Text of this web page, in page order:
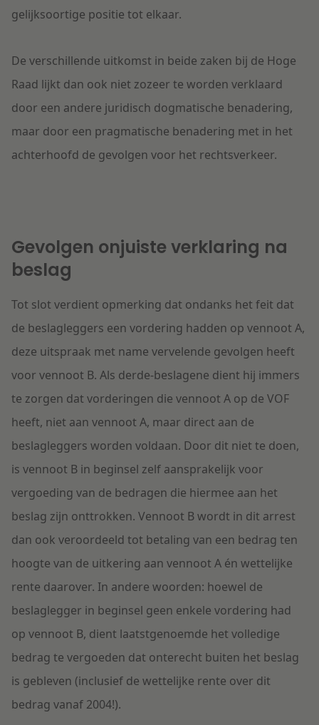
gelijksoortige positie tot elkaar.
De verschillende uitkomst in beide zaken bij de Hoge
Raad lijkt dan ook niet zozeer te worden verklaard
door een andere juridisch dogmatische benadering,
maar door een pragmatische benadering met in het
achterhoofd de gevolgen voor het rechtsverkeer.
Gevolgen onjuiste verklaring na
beslag
Tot slot verdient opmerking dat ondanks het feit dat
de beslagleggers een vordering hadden op vennoot A,
deze uitspraak met name vervelende gevolgen heeft
voor vennoot B. Als derde-beslagene dient hij immers
te zorgen dat vorderingen die vennoot A op de VOF
heeft, niet aan vennoot A, maar direct aan de
beslagleggers worden voldaan. Door dit niet te doen,
is vennoot B in beginsel zelf aansprakelijk voor
vergoeding van de bedragen die hiermee aan het
beslag zijn onttrokken. Vennoot B wordt in dit arrest
dan ook veroordeeld tot betaling van een bedrag ten
hoogte van de uitkering aan vennoot A én wettelijke
rente daarover. In andere woorden: hoewel de
beslaglegger in beginsel geen enkele vordering had
op vennoot B, dient laatstgenoemde het volledige
bedrag te vergoeden dat onterecht buiten het beslag
is gebleven (inclusief de wettelijke rente over dit
bedrag vanaf 2004!).